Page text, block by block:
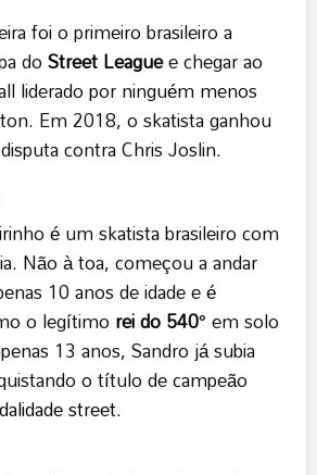
foi o primeiro brasileiro a
doStreet Leaguee chegar ao
liderado por ninguém menos
Em 2018, o skatista ganhou
contra Chris Joslin.
é um skatista brasileiro com
Não à toa, começou a andar
10 anos de idade e é
o legítimo rei do 540°em solo
13 anos, Sandro já subia
o título de campeão
street.